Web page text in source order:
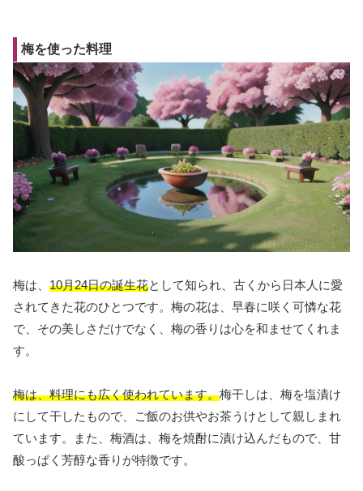
梅を使った料理
梅は、 10月24日の誕生花として知られ、古くから日本人に愛
されてきた花のひとつです。梅の花は、早春に咲く可憐な花
で、その美しさだけでなく、梅の香りは心を和ませてくれま
す。
梅は、料理にも広く使われています。梅干しは、梅を塩漬け
にして干したもので、ご飯のお供やお茶うけとして親しまれ
ています。また、梅酒は、梅を焼酎に漬け込んだもので、甘
酸っぱく芳醇な香りが特徴です。